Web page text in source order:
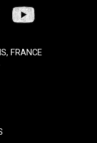
FRANCE